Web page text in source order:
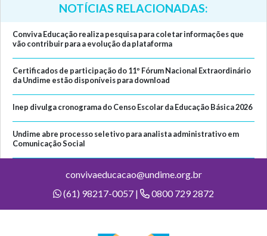
NOTÍCIAS RELACIONADAS:
Conviva Educação realiza pesquisa para coletar informações que
vão contribuir para a evolução da plataforma
Certificados de participação do 11º Fórum Nacional Extraordinário
da Undime estão disponíveis para download
Inep divulga cronograma do Censo Escolar da Educação Básica 2026
Undime abre processo seletivo para analista administrativo em
Comunicação Social
convivaeducacao@undime.org.br
(61) 98217-0057 |
0800 729 2872